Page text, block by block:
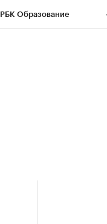
РБК Образование